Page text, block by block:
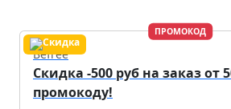
ПРОМОКОД
Befree
Скидка -500 руб на заказ от
промокоду!